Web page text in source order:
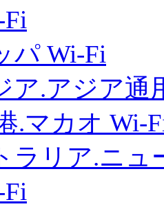
パ Wi-Fi
ア.アジア通
.マカオ Wi-
ラリア.ニュ